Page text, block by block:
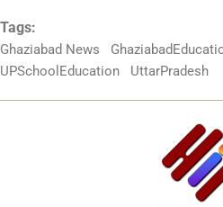
Tags:
Ghaziabad News
UPSchoolEducation
UttarPradesh